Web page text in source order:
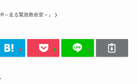
～走る緊急救命室～』